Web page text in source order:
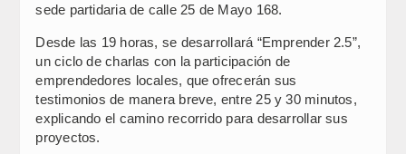
sede partidaria de calle 25 de Mayo 168.
Desde las 19 horas, se desarrollará “Emprender 2.5”,
un ciclo de charlas con la participación de
emprendedores locales, que ofrecerán sus
testimonios de manera breve, entre 25 y 30 minutos,
explicando el camino recorrido para desarrollar sus
proyectos.